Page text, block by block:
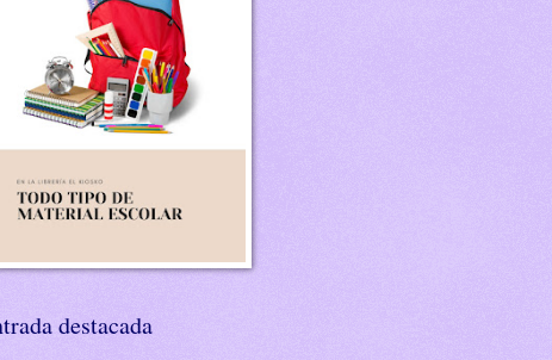
destacada